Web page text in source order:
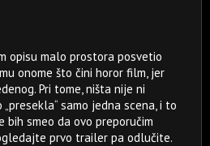
opisu malo prostora posvetio
onome što čini horor film, jer
Pri tome, ništa nije ni
samo jedna scena, i to
bih smeo da ovo preporučim
prvo trailer pa odlučite.